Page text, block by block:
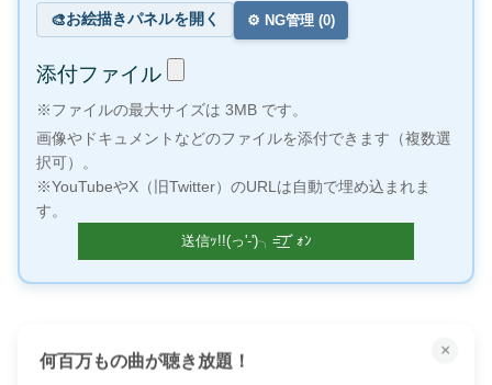
🎨お絵描きパネルを開く ⚙️ NG管理 (0)
添付ファイル
※ファイルの最大サイズは 3MB です。
画像やドキュメントなどのファイルを添付できます（複数選
択可）。
※YouTubeやX（旧Twitter）のURLは自動で埋め込まれま
す。
×
何百万もの曲が聴き放題！